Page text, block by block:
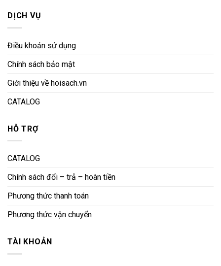
DỊCH VỤ
Điều khoản sử dụng
Chính sách bảo mật
Giới thiệu về hoisach.vn
CATALOG
HỖ TRỢ
CATALOG
Chính sách đổi – trả – hoàn tiền
Phương thức thanh toán
Phương thức vận chuyển
TÀI KHOẢN